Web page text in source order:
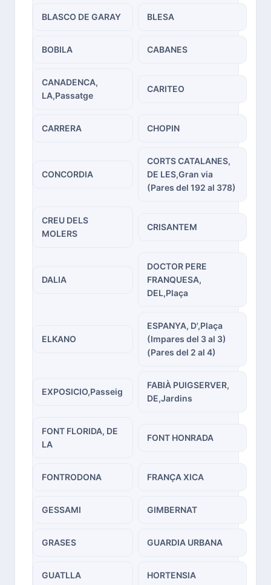
BLASCO DE GARAY BLESA
BOBILA CABANES
CANADENCA,
LA,Passatge
CARITEO
CARRERA CHOPIN
CONCORDIA
CORTS CATALANES,
DE LES,Gran via
(Pares del 192 al 378)
CREU DELS
MOLERS
CRISANTEM
DALIA
DOCTOR PERE
FRANQUESA,
DEL,Plaça
ELKANO
ESPANYA, D',Plaça
(Impares del 3 al 3)
(Pares del 2 al 4)
EXPOSICIO,Passeig
FABIÀ PUIGSERVER,
DE,Jardins
FONT FLORIDA, DE
LA
FONT HONRADA
FONTRODONA FRANÇA XICA
GESSAMI GIMBERNAT
GRASES GUARDIA URBANA
GUATLLA HORTENSIA